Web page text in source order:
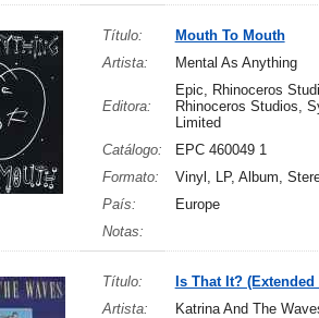
Título:
Mouth To Mouth
Artista:
Mental As Anything
Editora:
Epic, Rhinoceros
Rhinoceros Studios,
Limited
Catálogo:
EPC 460049 1
Formato:
Vinyl, LP, Album,
País:
Europe
Notas:
Título:
Is That It?
Artista:
Katrina And The